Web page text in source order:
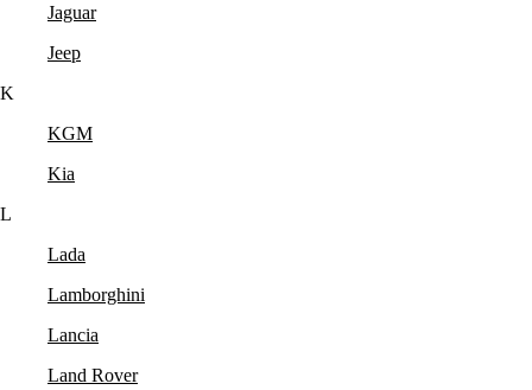
Jaguar
Jeep
K
KGM
Kia
L
Lada
Lamborghini
Lancia
Land Rover